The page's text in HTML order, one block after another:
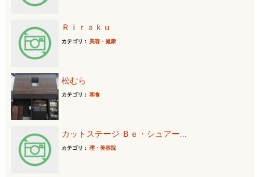
Ｒｉｒａｋｕ
カテゴリ： 美容・健康
松むら
カテゴリ： 和食
カットステージ Ｂｅ・シュアー...
カテゴリ： 理・美容院